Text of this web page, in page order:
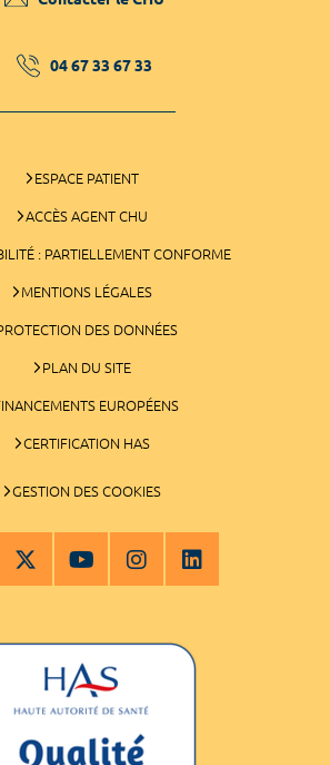
04 67 33 67 33
ESPACE PATIENT
ACCÈS AGENT CHU
: PARTIELLEMENT CONFORME
MENTIONS LÉGALES
DES DONNÉES
PLAN DU SITE
EUROPÉENS
CERTIFICATION HAS
GESTION DES COOKIES